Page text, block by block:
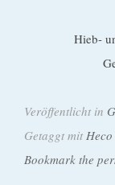
Hieb-
Veröffentlicht in
Getaggt mit
Bookmark the